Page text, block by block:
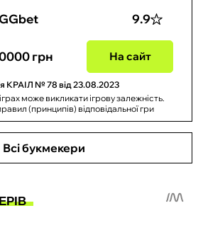
9.9
грн На сайт
КРАІЛ № 78 від 23.08.2023
може викликати ігрову залежність.
(принципів) відповідальної гри
Всі букмекери